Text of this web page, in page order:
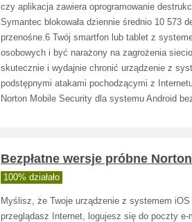
czy aplikacja zawiera oprogramowanie
Symantec blokowała dziennie średnio 10 573
przenośne.6 Twój smartfon lub tablet z
osobowych i być narażony na zagrożenia
skutecznie i wydajnie chronić urządzenie z
podstępnymi atakami pochodzącymi z
Norton Mobile Security dla systemu Android
Bezpłatne wersje próbne
100% działało
Myślisz, że Twoje urządzenie z systemem
przeglądasz Internet, logujesz się do poczty